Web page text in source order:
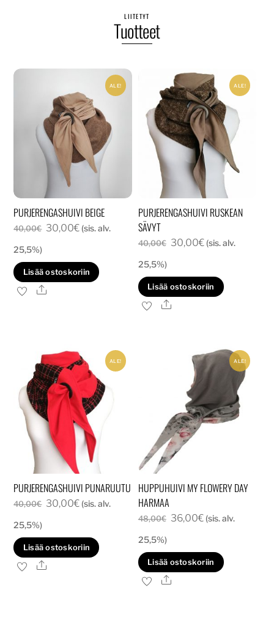
LIITETYT
Tuotteet
ALE!
PURJERENGASHUIVI BEIGE
40,00€ Alkuperäinen
oli:
40,00€.
30,00€Nykyinen
on:
30,00€.
(sis. alv.
25,5%)
Lisää ostoskoriin
Ale
ALE!
PURJERENGASHUIVI RUSKEAN
SÄVYT
40,00€ Alkuperäinen
oli:
40,00€.
30,00€Nykyinen
on:
30,00€.
(sis. alv.
25,5%)
Lisää ostoskoriin
Ale
ALE!
PURJERENGASHUIVI PUNARUUTU
40,00€ Alkuperäinen
oli:
40,00€.
30,00€Nykyinen
on:
30,00€.
(sis. alv.
25,5%)
Lisää ostoskoriin
Ale
ALE!
HUPPUHUIVI MY FLOWERY DAY
HARMAA
48,00€ Alkuperäinen
oli:
48,00€.
36,00€Nykyinen
on:
36,00€.
(sis. alv.
25,5%)
Lisää ostoskoriin
Ale